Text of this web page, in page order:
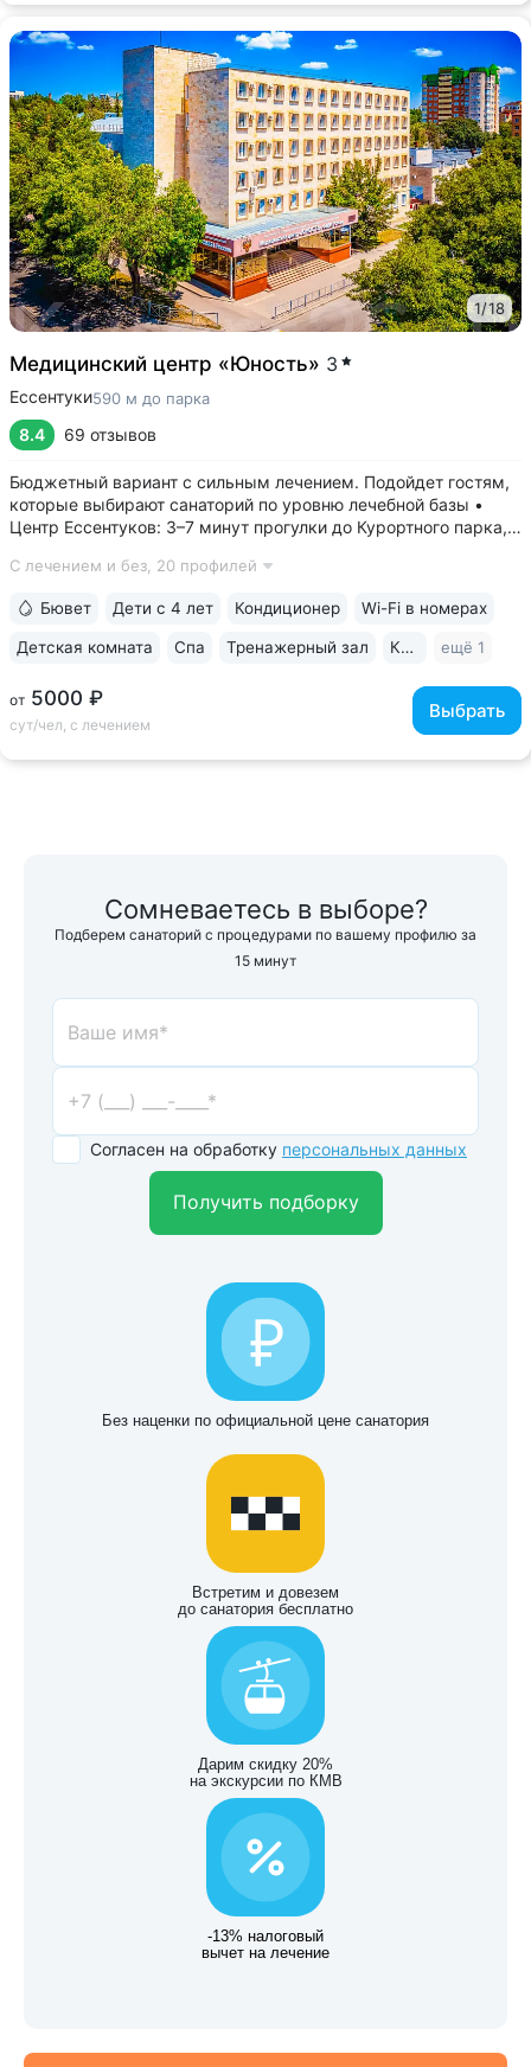
1/18
Медицинский центр «Юность» 3
Ессентуки590 м до парка
8.4 69 отзывов
Бюджетный вариант с сильным лечением. Подойдет гостям,
которые выбирают санаторий по уровню лечебной базы •
Центр Ессентуков: 3–7 минут прогулки до Курортного парка,
вокзала • Более 60 лет экспертизы в реабилитации
С лечением и без, 20 профилей
от 5000 ₽
сут/чел, с лечением
Выбрать
Бювет Дети с 4 лет Кондиционер Wi-Fi в номерах
Детская комната Спа Тренажерный зал Караоке ещё 1
Сомневаетесь в выборе?
Подберем санаторий с процедурами по вашему профилю за
15 минут
Согласен на обработку персональных данных
Получить подборку
Без наценки по официальной цене санатория
Встретим и довезем
до санатория бесплатно
Дарим скидку 20%
на экскурсии по КМВ
-13% налоговый
вычет на лечение